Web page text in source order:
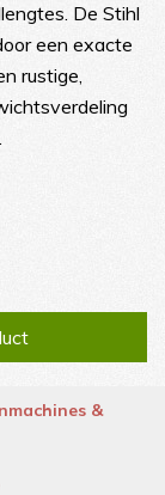
De Stihl
een exacte
rustige,
&